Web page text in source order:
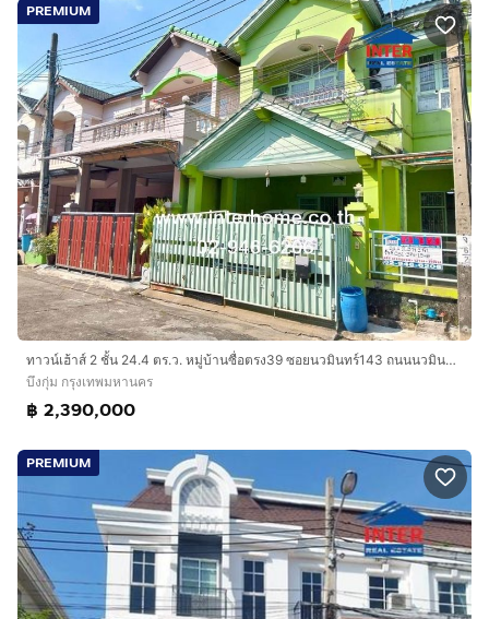
PREMIUM
ทาวน์เฮ้าส์ 2 ชั้น 24.4 ตร.ว. หมู่บ้านซื่อตรง39 ซอยนวมินทร์143 ถนนนวมินทร์ ถนนรามอินทรา เขตบึงกุ่ม กรุงเทพมหานคร
บึงกุ่ม กรุงเทพมหานคร
฿ 2,390,000
PREMIUM